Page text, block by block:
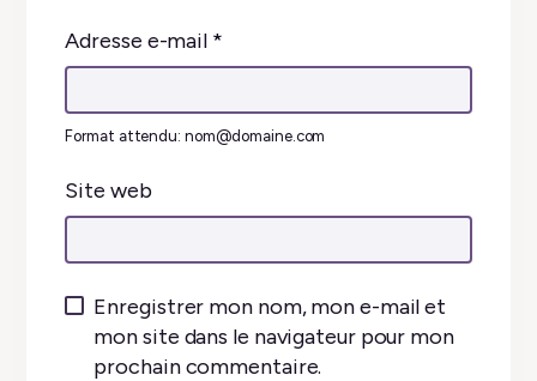
Adresse e-mail *
Format attendu: nom@domaine.com
Site web
Enregistrer mon nom, mon e-mail et
mon site dans le navigateur pour mon
prochain commentaire.